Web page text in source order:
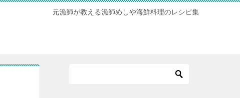
元漁師が教える漁師めしや海鮮料理のレシピ集